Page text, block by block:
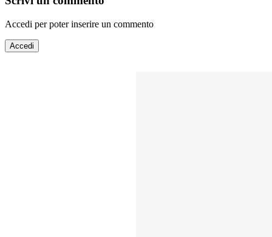
Accedi per poter inserire un commento
Accedi